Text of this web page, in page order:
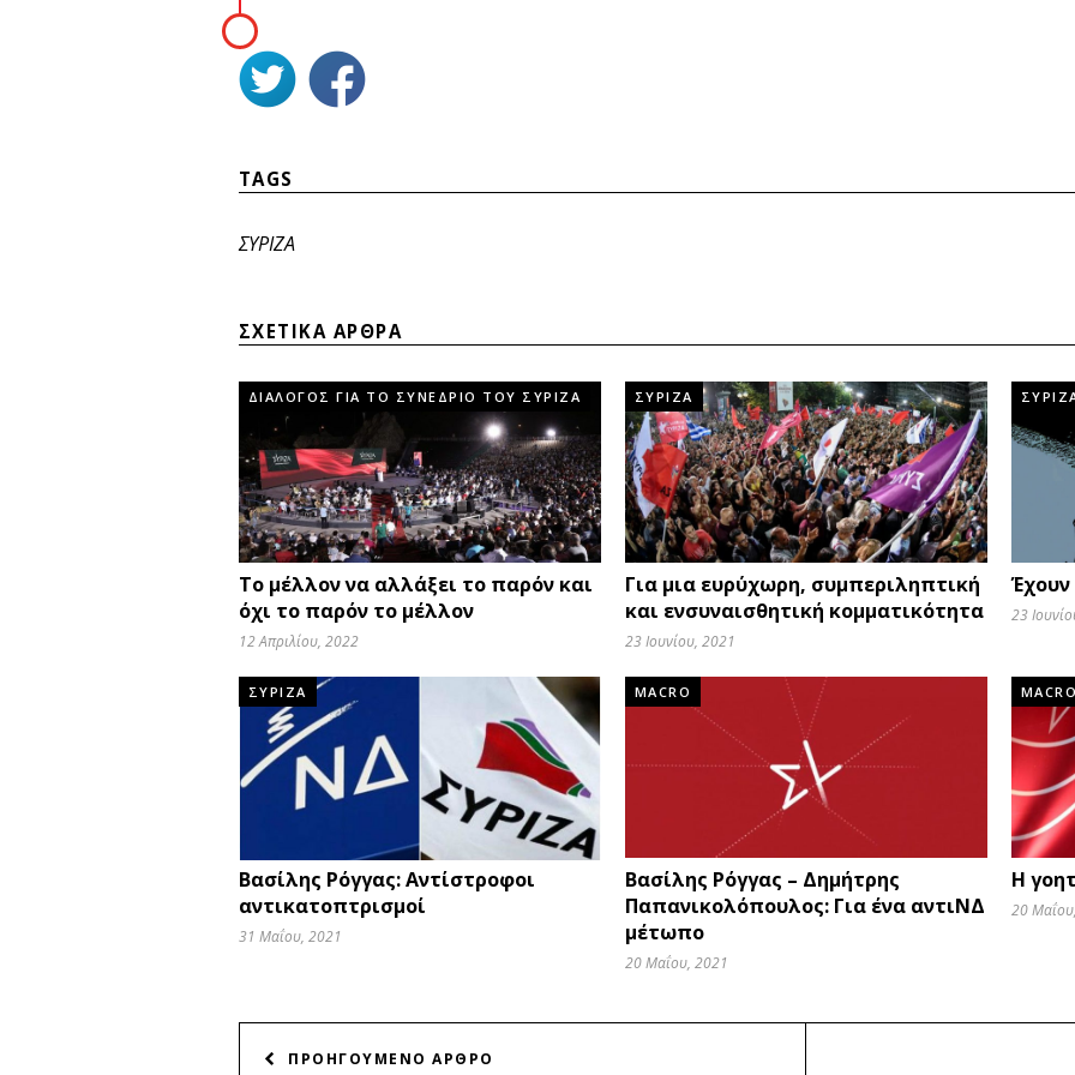
TAGS
ΣΥΡΙΖΑ
ΣΧΕΤΙΚΑ ΑΡΘΡΑ
ΔΙΑΛΟΓΟΣ ΓΙΑ ΤΟ ΣΥΝΕΔΡΙΟ ΤΟΥ ΣΥΡΙΖΑ
Το μέλλον να αλλάξει το παρόν και
όχι το παρόν το μέλλον
12 Απριλίου, 2022
ΣΥΡΙΖΑ
Για μια ευρύχωρη, συμπεριληπτική
και ενσυναισθητική κομματικότητα
23 Ιουνίου, 2021
23
ΣΥΡΙΖΑ
Βασίλης Ρόγγας: Αντίστροφοι
αντικατοπτρισμοί
31 Μαΐου, 2021
MACRO
Βασίλης Ρόγγας – Δημήτρης
Παπανικολόπουλος: Για ένα αντιΝΔ
μέτωπο
20 Μαΐου, 2021
Η
20
ΑΡΘΡΩΝ
ΠΡΟΗΓΟΥΜΕΝΟ ΑΡΘΡΟ